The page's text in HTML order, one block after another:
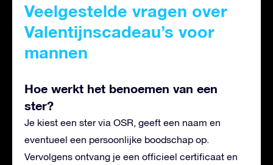
Veelgestelde vragen over
Valentijnscadeau’s voor
mannen
Hoe werkt het benoemen van een
ster?
Je kiest een ster via OSR, geeft een naam en
eventueel een persoonlijke boodschap op.
Vervolgens ontvang je een officieel certificaat en